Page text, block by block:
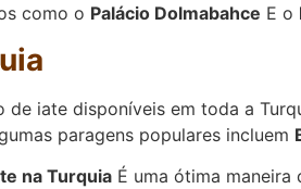
como o Palácio Dolmabahce E o
iate disponíveis em toda a
paragens populares incluem
na Turquia É uma ótima maneira